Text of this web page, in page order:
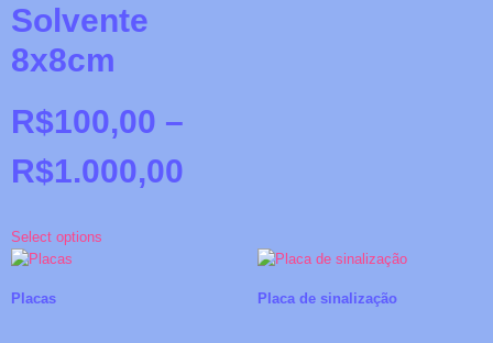
Solvente
8x8cm
R$100,00 –
R$1.000,00
Select options
Placas Placa de sinalização